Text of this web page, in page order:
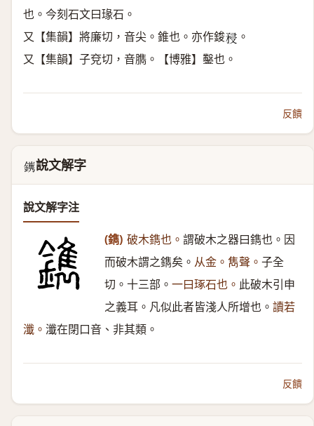
也。今刻石文曰瑑石。
又【集韻】將廉切，音尖。錐也。亦作鋑𥍯 。
又【集韻】子兗切，音臇。【博雅】鑿也。
反饋
𨭽說文解字
說文解字注
(鐫) 破木鐫也。 謂破木之器曰鐫也。因
而破木謂之鐫矣。 从金。雋聲。 子全
切。十三部。 一曰琢石也。 此破木引申
之義耳。凡似此者皆淺人所增也。 讀若
瀸。 瀸在閉口音、非其類。
反饋